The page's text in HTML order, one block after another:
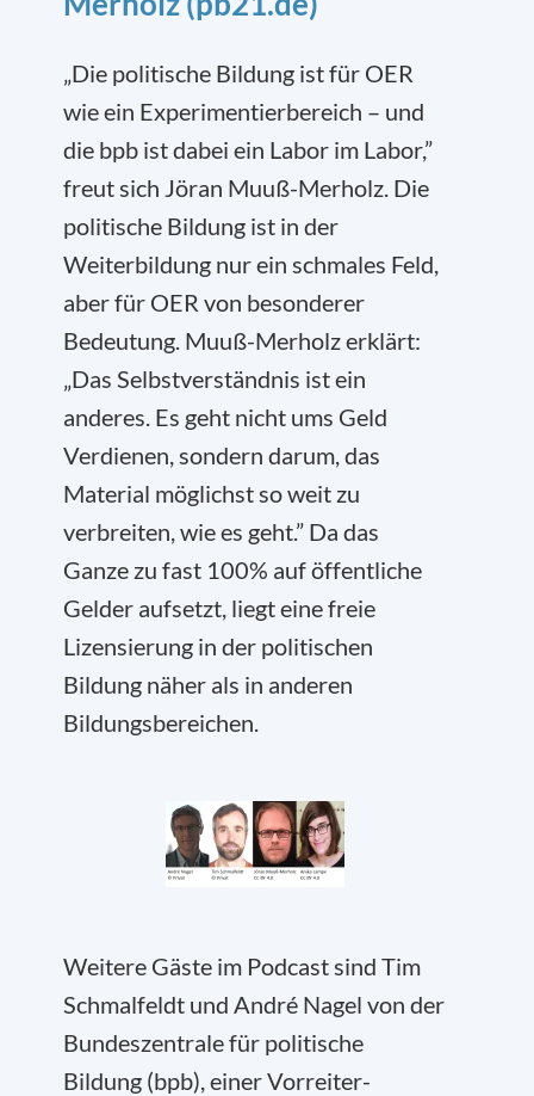
„Die politische Bildung ist für OER
wie ein Experimentierbereich – und
die bpb ist dabei ein Labor im Labor,”
freut sich Jöran Muuß-Merholz. Die
politische Bildung ist in der
Weiterbildung nur ein schmales Feld,
aber für OER von besonderer
Bedeutung. Muuß-Merholz erklärt:
„Das Selbstverständnis ist ein
anderes. Es geht nicht ums Geld
Verdienen, sondern darum, das
Material möglichst so weit zu
verbreiten, wie es geht.” Da das
Ganze zu fast 100% auf öffentliche
Gelder aufsetzt, liegt eine freie
Lizensierung in der politischen
Bildung näher als in anderen
Bildungsbereichen.
Weitere Gäste im Podcast sind Tim
Schmalfeldt und André Nagel von der
Bundeszentrale für politische
Bildung (bpb), einer Vorreiter-